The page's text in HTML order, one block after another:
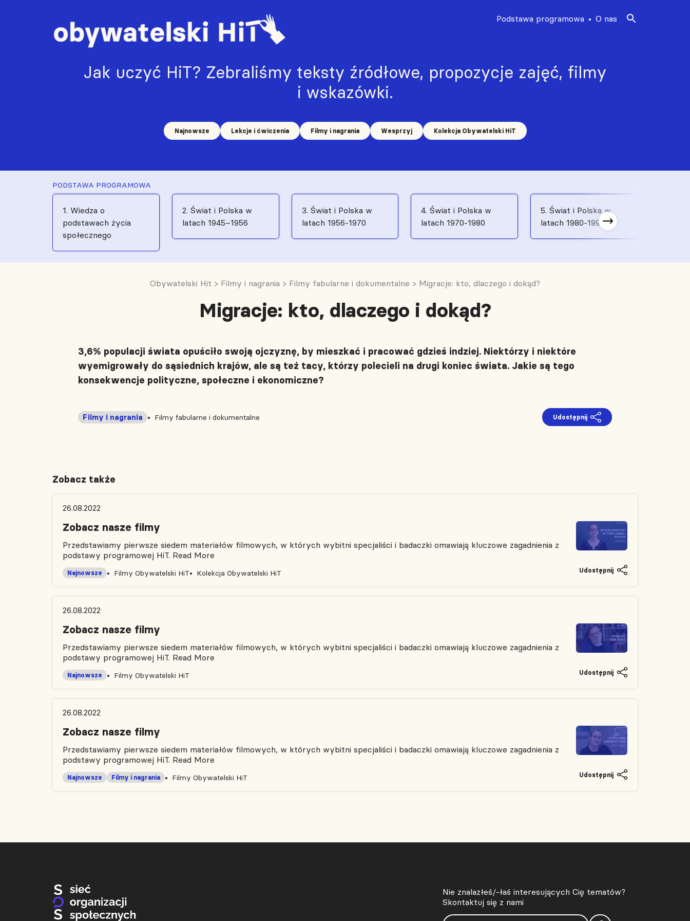
Jak uczyć HiT? Zebraliśmy teksty źródłowe, propozycje zajęć, filmy
i wskazówki.
Najnowsze Lekcje i ćwiczenia Filmy i nagrania Wesprzyj Kolekcja Obywatelski HiT
Podstawa programowa O nas
PODSTAWA PROGRAMOWA
1. Wiedza o
podstawach życia
społecznego
2. Świat i Polska w
latach 1945–1956
3. Świat i Polska w
latach 1956-1970
4. Świat i Polska w
latach 1970-1980
5. Świat i Polska w
latach 1980-1991
Obywatelski Hit > Filmy i nagrania > Filmy fabularne i dokumentalne > Migracje: kto, dlaczego i dokąd?
Migracje: kto, dlaczego i dokąd?
3,6% populacji świata opuściło swoją ojczyznę, by mieszkać i pracować gdzieś indziej. Niektórzy i niektóre
wyemigrowały do sąsiednich krajów, ale są też tacy, którzy polecieli na drugi koniec świata. Jakie są tego
konsekwencje polityczne, społeczne i ekonomiczne?
Filmy fabularne i dokumentalne
Filmy i nagrania Udostępnij
Zobacz także
26.08.2022
Zobacz nasze filmy
Przedstawiamy pierwsze siedem materiałów filmowych, w których wybitni specjaliści i badaczki omawiają kluczowe zagadnienia z
podstawy programowej HiT. Read More
Filmy Obywatelski HiT
Najnowsze Kolekcja Obywatelski HiT Udostępnij
26.08.2022
Zobacz nasze filmy
Przedstawiamy pierwsze siedem materiałów filmowych, w których wybitni specjaliści i badaczki omawiają kluczowe zagadnienia z
podstawy programowej HiT. Read More
Filmy Obywatelski HiT
Najnowsze Udostępnij
26.08.2022
Zobacz nasze filmy
Przedstawiamy pierwsze siedem materiałów filmowych, w których wybitni specjaliści i badaczki omawiają kluczowe zagadnienia z
podstawy programowej HiT. Read More
Filmy Obywatelski HiT
Najnowsze Filmy i nagrania Udostępnij
Nie znalazłeś/-łaś interesujących Cię tematów?
Skontaktuj się z nami